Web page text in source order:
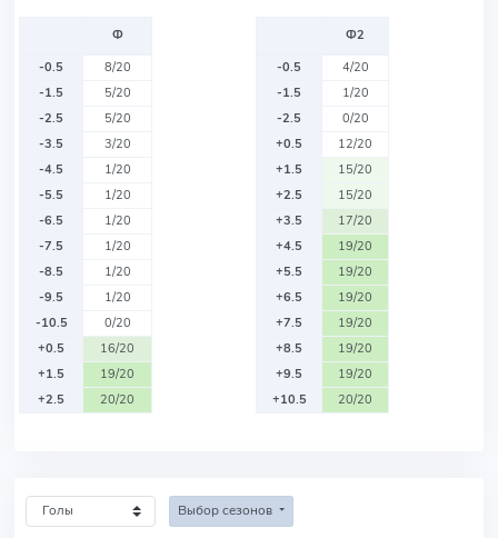
Ф
-0.5
8/20
-1.5
5/20
-2.5
5/20
-3.5
3/20
-4.5
1/20
-5.5
1/20
-6.5
1/20
-7.5
1/20
-8.5
1/20
-9.5
1/20
-10.5
0/20
+0.5
16/20
+1.5
19/20
+2.5
20/20
Ф2
-0.5
4/20
-1.5
1/20
-2.5
0/20
+0.5
12/20
+1.5
15/20
+2.5
15/20
+3.5
17/20
+4.5
19/20
+5.5
19/20
+6.5
19/20
+7.5
19/20
+8.5
19/20
+9.5
19/20
+10.5
20/20
Выбор сезонов